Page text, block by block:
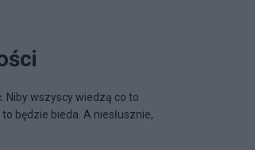
Niby wszyscy wiedzą co to
będzie bieda. A niesłusznie,